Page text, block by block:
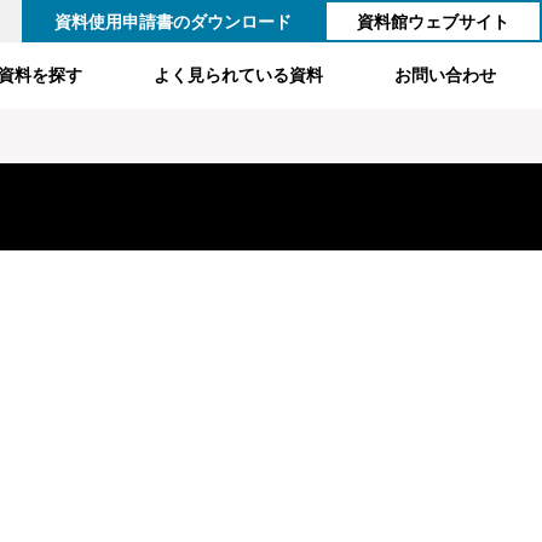
資料使用申請書のダウンロード 資料館ウェブサイト
料を探す よく見られている資料 お問い合わせ